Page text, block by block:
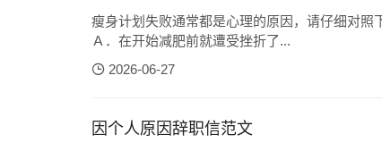
瘦身计划失败通常都是心理的原因，请仔细对照
Ａ．在开始减肥前就遭受挫折了...
2026-06-27
因个人原因辞职信范文